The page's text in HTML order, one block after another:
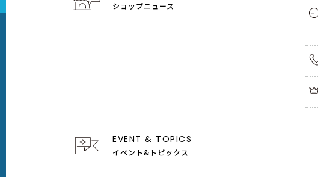
ショップニュース
EVENT & TOPICS
イベント&トピックス